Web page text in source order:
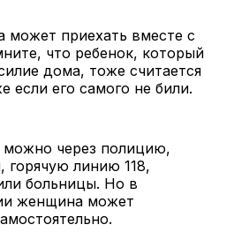
приехать вместе с
что ребенок, который
дома, тоже считается
если его самого не били.
через полицию,
горячую линию 118,
больницы. Но в
женщина может